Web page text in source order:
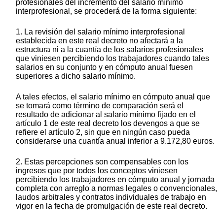
profesionales del incremento del salario mínimo
interprofesional, se procederá de la forma siguiente:
1. La revisión del salario mínimo interprofesional
establecida en este real decreto no afectará a la
estructura ni a la cuantía de los salarios profesionales
que viniesen percibiendo los trabajadores cuando tales
salarios en su conjunto y en cómputo anual fuesen
superiores a dicho salario mínimo.
A tales efectos, el salario mínimo en cómputo anual que
se tomará como término de comparación será el
resultado de adicionar al salario mínimo fijado en el
artículo 1 de este real decreto los devengos a que se
refiere el artículo 2, sin que en ningún caso pueda
considerarse una cuantía anual inferior a 9.172,80 euros.
2. Estas percepciones son compensables con los
ingresos que por todos los conceptos viniesen
percibiendo los trabajadores en cómputo anual y jornada
completa con arreglo a normas legales o convencionales,
laudos arbitrales y contratos individuales de trabajo en
vigor en la fecha de promulgación de este real decreto.